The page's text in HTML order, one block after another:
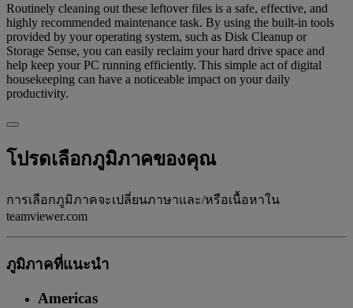
Routinely cleaning out these leftover files is a safe, effective, and
highly recommended maintenance task. By using the built-in tools
provided by your operating system, such as Disk Cleanup or
Storage Sense, you can easily reclaim your hard drive space and
help keep your PC running efficiently. This simple act of digital
housekeeping can have a noticeable impact on your daily
productivity.
โปรดเลือกภูมิภาคของคุณ
การเลือกภูมิภาคจะเปลี่ยนภาษาและ/หรือเนื้อหาใน
teamviewer.com
ภูมิภาคที่แนะนํา
Americas